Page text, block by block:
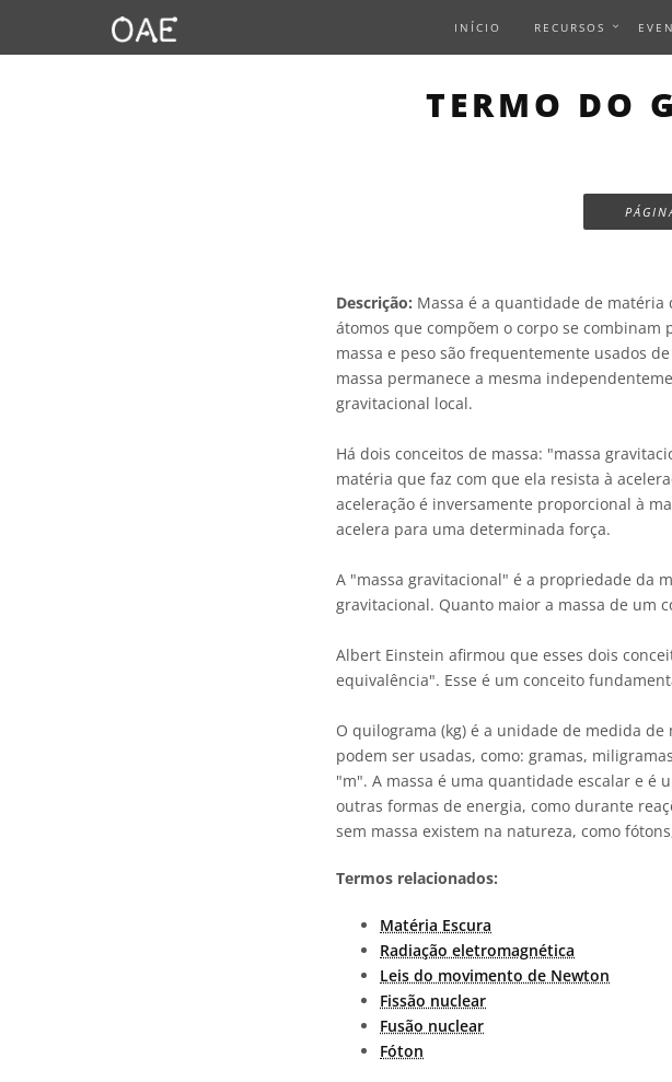
INÍCIO RECURSOS
TERMO DO
Descrição: Massa é a quantidade de
átomos que compõem o corpo se
massa e peso são frequentemente usados
massa permanece a mesma
gravitacional local.
Há dois conceitos de massa: "massa
matéria que faz com que ela resista à
aceleração é inversamente proporcional à
acelera para uma determinada força.
A "massa gravitacional" é a propriedade da
gravitacional. Quanto maior a massa de um
Albert Einstein afirmou que esses dois
equivalência". Esse é um conceito
O quilograma (kg) é a unidade de medida
podem ser usadas, como: gramas,
"m". A massa é uma quantidade escalar e é
outras formas de energia, como durante
sem massa existem na natureza, como
Termos relacionados:
Matéria Escura
Radiação eletromagnética
Leis do movimento de Newton
Fissão nuclear
Fusão nuclear
Fóton